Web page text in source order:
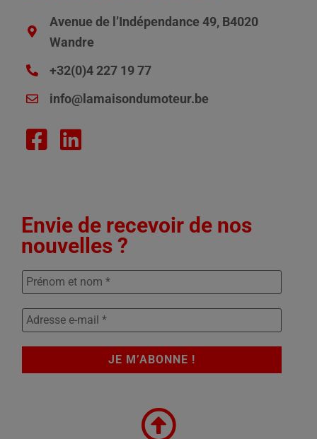
Avenue de l’Indépendance 49, B4020
Wandre
+32(0)4 227 19 77
info@lamaisondumoteur.be
Envie de recevoir de nos
nouvelles ?